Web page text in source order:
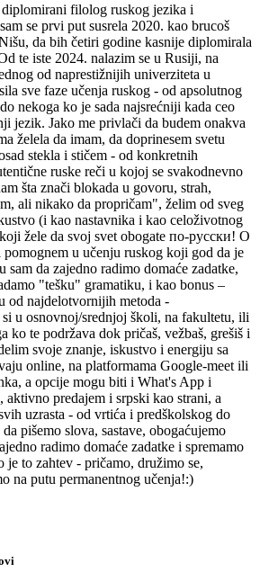
diplomirani filolog ruskog jezika i
se prvi put susrela 2020. kao brucoš
da bih četiri godine kasnije diplomirala
te iste 2024. nalazim se u Rusiji, na
od naprestižnijih univerziteta u
sve faze učenja ruskog - od apsolutnog
nekoga ko je sada najsrećniji kada ceo
jezik. Jako me privlači da budem onakva
želela da imam, da doprinesem svetu
stekla i stičem - od konkretnih
ruske reči u kojoj se svakodnevno
šta znači blokada u govoru, strah,
ali nikako da propričam", želim od sveg
(i kao nastavnika i kao celoživotnog
žele da svoj svet obogate по-русски! O
pomognem u učenju ruskog koji god da je
da zajedno radimo domaće zadatke,
"tešku" gramatiku, i kao bonus –
od najdelotvornijih metoda -
u osnovnoj/srednjoj školi, na fakultetu, ili
ko te podržava dok pričaš, vežbaš, grešiš i
svoje znanje, iskustvo i energiju sa
online, na platformama Google-meet ili
a opcije mogu biti i What's App i
aktivno predajem i srpski kao strani, a
uzrasta - od vrtića i predškolskog do
pišemo slova, sastave, obogaćujemo
radimo domaće zadatke i spremamo
je to zahtev - pričamo, družimo se,
na putu permanentnog učenja!:)